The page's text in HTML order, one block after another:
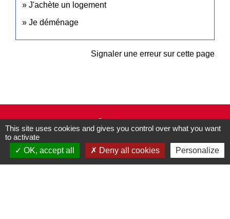
J'achète un logement
Je déménage
Signaler une erreur sur cette page
Contacts
Commune de Pullay
2 rue des Rossignols
27130 Pullay - FRANCE
+33 2 32 32 18 58
This site uses cookies and gives you control over what you want
to activate
OK, accept all
Deny all cookies Personalize